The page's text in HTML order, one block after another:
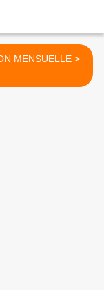
REUNION MENSUELLE >